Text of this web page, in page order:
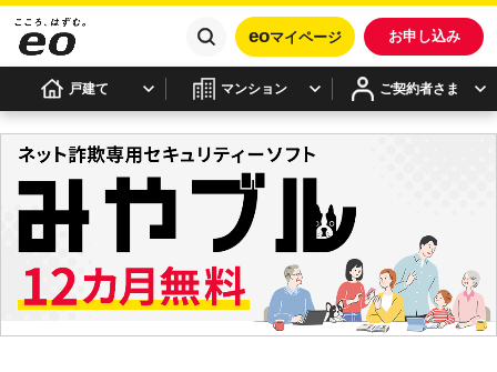
eoマイページ お申し込み
戸建て マンション ご契約者さま